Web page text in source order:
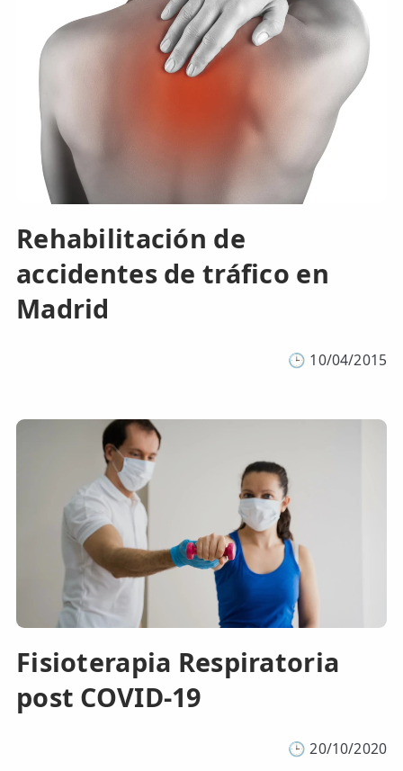
Rehabilitación de
accidentes de tráfico en
Madrid
🕒 10/04/2015
Fisioterapia Respiratoria
post COVID-19
🕒 20/10/2020